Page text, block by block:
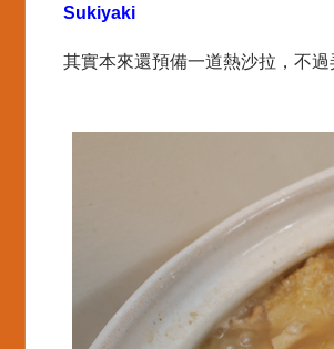
Sukiyaki
其實本來還預備一道熱沙拉，不